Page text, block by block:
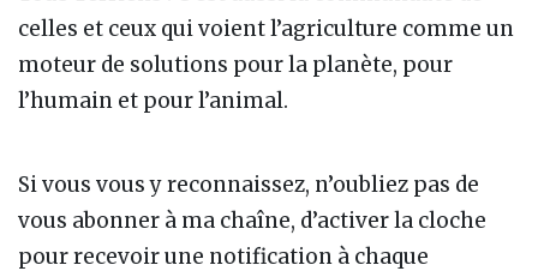
celles et ceux qui voient l’agriculture comme un
moteur de solutions pour la planète, pour
l’humain et pour l’animal.
Si vous vous y reconnaissez, n’oubliez pas de
vous abonner à ma chaîne, d’activer la cloche
pour recevoir une notification à chaque